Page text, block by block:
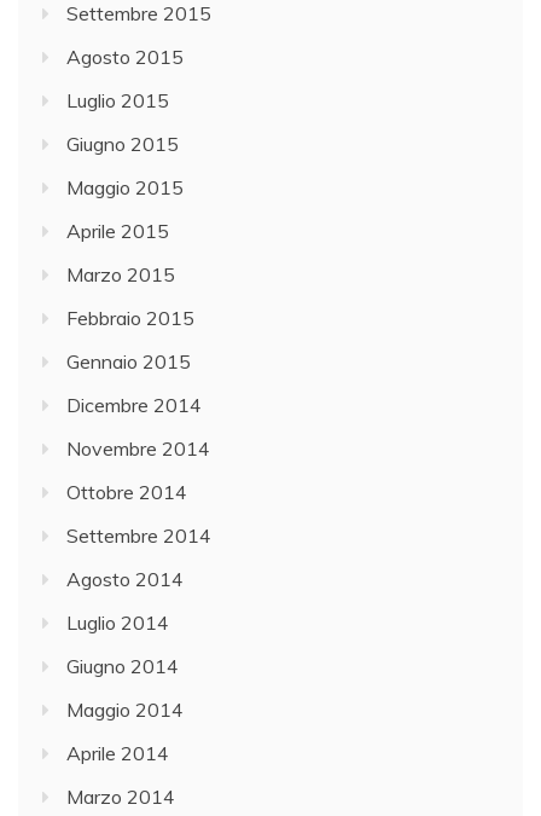
Settembre 2015
Agosto 2015
Luglio 2015
Giugno 2015
Maggio 2015
Aprile 2015
Marzo 2015
Febbraio 2015
Gennaio 2015
Dicembre 2014
Novembre 2014
Ottobre 2014
Settembre 2014
Agosto 2014
Luglio 2014
Giugno 2014
Maggio 2014
Aprile 2014
Marzo 2014